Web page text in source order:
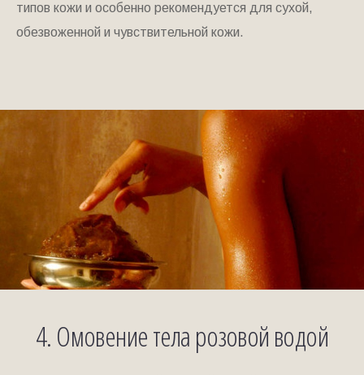
типов кожи и особенно рекомендуется для сухой,
обезвоженной и чувствительной кожи.
4. Омовение тела розовой водой